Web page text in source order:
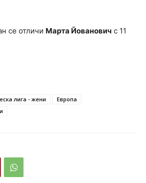
се отличи Марта Йованович с 11
лига - жени
Европа